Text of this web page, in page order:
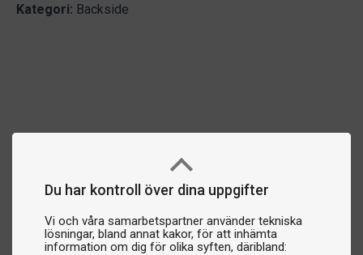
Du har kontroll över dina uppgifter
Vi och våra samarbetspartner använder tekniska
lösningar, bland annat kakor, för att inhämta
information om dig för olika syften, däribland:
Kategori: Backside